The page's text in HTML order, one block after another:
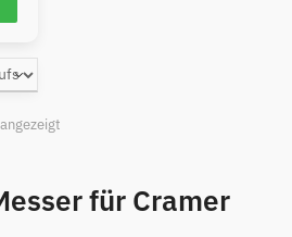
für Cramer